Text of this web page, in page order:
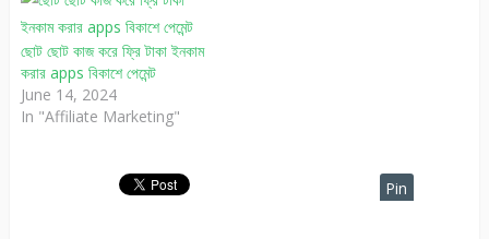
ছোট ছোট কাজ করে ফ্রি টাকা ইনকাম
করার apps বিকাশে পেমেন্ট
June 14, 2024
In "Affiliate Marketing"
Pin